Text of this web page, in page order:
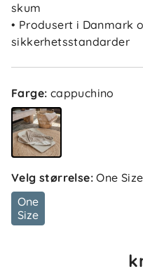
skum
• Produsert i Danmark
sikkerhetsstandarder
Farge: cappuchino
Velg størrelse:One Size
One
Size